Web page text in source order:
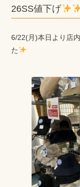
26SS値下げ
6/22(月)本日より店
た